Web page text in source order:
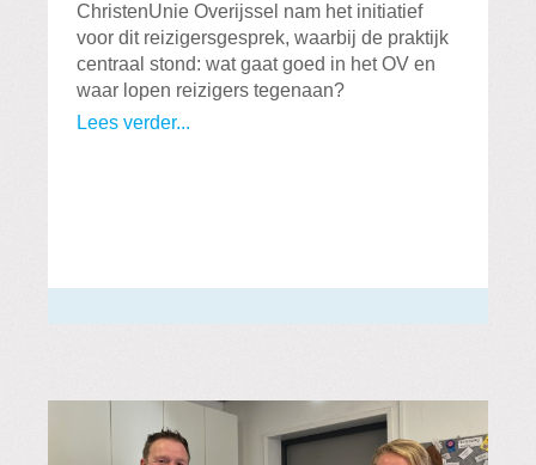
ChristenUnie Overijssel nam het initiatief
voor dit reizigersgesprek, waarbij de praktijk
centraal stond: wat gaat goed in het OV en
waar lopen reizigers tegenaan?
Lees verder...